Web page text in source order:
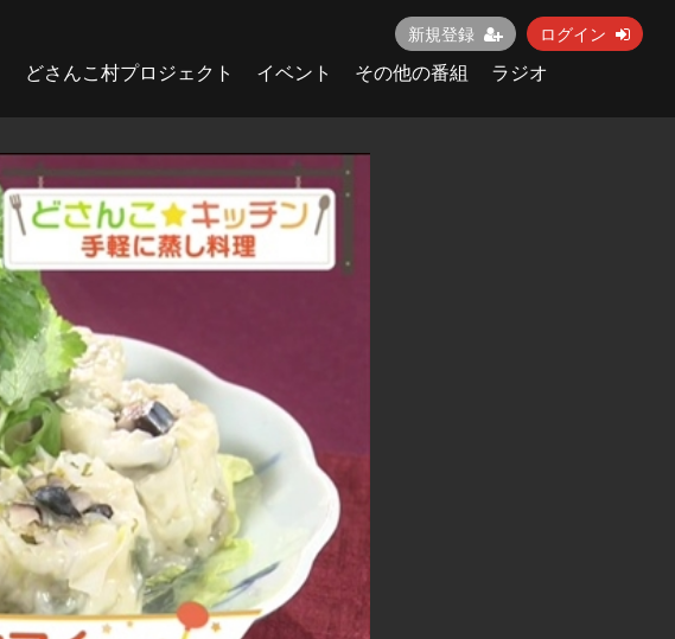
新規登録 ログイン
どさんこ村プロジェクト イベント その他の番組
ラジオ